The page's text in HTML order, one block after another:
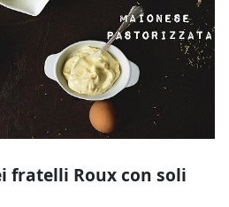
fratelli Roux con soli